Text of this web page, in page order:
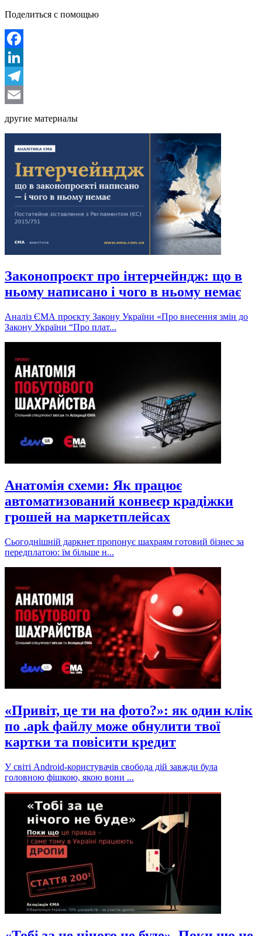
Поделиться с помощью
Facebook
LinkedIn
Telegram
другие материалы
Законопроєкт про інтерчейндж: що в
ньому написано і чого в ньому немає
Аналіз ЄМА проєкту Закону України «Про внесення змін до
Закону України “Про плат...
Анатомія схеми: Як працює
автоматизований конвеєр крадіжки
грошей на маркетплейсах
Сьогоднішній даркнет пропонує шахраям готовий бізнес за
передплатою: їм більше н...
«Привіт, це ти на фото?»: як один клік
по .apk файлу може обнулити твої
картки та повісити кредит
У світі Android-користувачів свобода дій завжди була
головною фішкою, якою вони ...